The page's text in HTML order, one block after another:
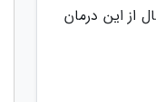
و حدود 50 درصد بیش از یک سال از این درمان